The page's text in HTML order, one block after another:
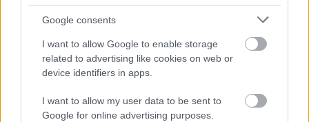
Google consents
I want to allow Google to enable storage
related to advertising like cookies on web or
device identifiers in apps.
I want to allow my user data to be sent to
Google for online advertising purposes.
A borokat Kiss János bocsátotta a rendelkezésemre,
Címkék:tokaj furmint hárslevelű